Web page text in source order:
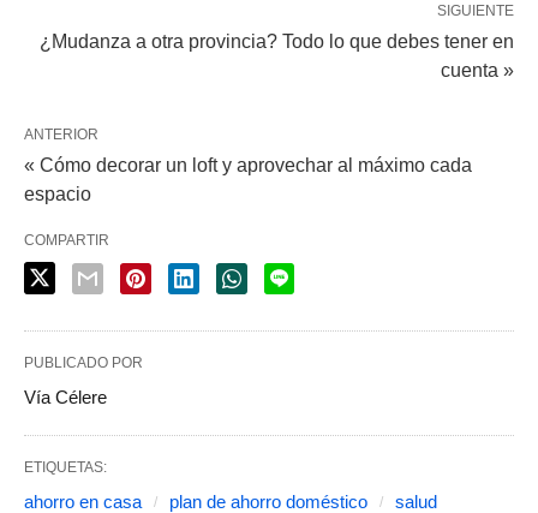
SIGUIENTE
¿Mudanza a otra provincia? Todo lo que debes tener en
cuenta »
ANTERIOR
« Cómo decorar un loft y aprovechar al máximo cada
espacio
COMPARTIR
PUBLICADO POR
Vía Célere
ETIQUETAS:
ahorro en casa plan de ahorro doméstico
salud